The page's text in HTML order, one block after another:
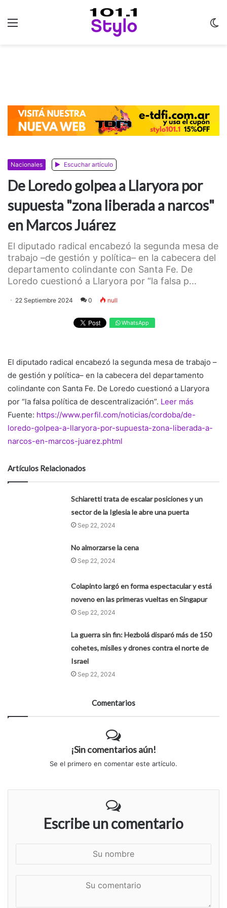
Nacionales Escuchar artículo
De Loredo golpea a Llaryora por
supuesta "zona liberada a narcos"
en Marcos Juárez
El diputado radical encabezó la segunda mesa de
trabajo –de gestión y política– en la cabecera del
departamento colindante con Santa Fe. De
Loredo cuestionó a Llaryora por “la falsa p...
22 Septiembre 2024 0 null
WhatsApp
El diputado radical encabezó la segunda mesa de trabajo –
de gestión y política– en la cabecera del departamento
colindante con Santa Fe. De Loredo cuestionó a Llaryora
por “la falsa política de descentralización”. Leer más
Fuente: https://www.perfil.com/noticias/cordoba/de-
loredo-golpea-a-llaryora-por-supuesta-zona-liberada-a-
narcos-en-marcos-juarez.phtml
Artículos Relacionados
Schiaretti trata de escalar posiciones y un
sector de la Iglesia le abre una puerta
Sep 22, 2024
No almorzarse la cena
Sep 22, 2024
Colapinto largó en forma espectacular y está
noveno en las primeras vueltas en Singapur
Sep 22, 2024
La guerra sin fin: Hezbolá disparó más de 150
cohetes, misiles y drones contra el norte de
Israel
Sep 22, 2024
Comentarios
¡Sin comentarios aún!
Se el primero en comentar este artículo.
Escribe un comentario